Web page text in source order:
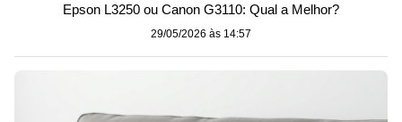
Epson L3250 ou Canon G3110: Qual a Melhor?
29/05/2026 às 14:57